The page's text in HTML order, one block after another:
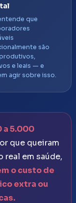
que
são
e leais — e
agir sobre isso.
a 5.000
que queiram
em saúde,
o custo de
extra ou